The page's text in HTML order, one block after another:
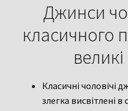
Джинси
класичного
Класичні чоловічі
злегка висвітлені в